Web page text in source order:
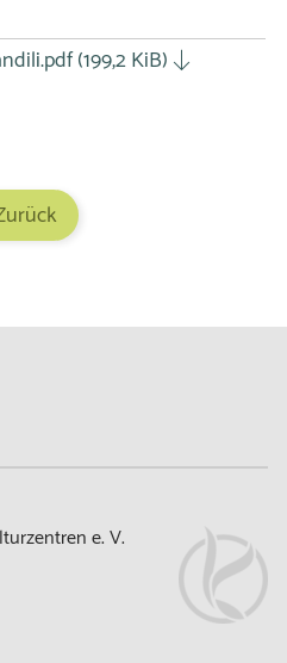
(199,2 KiB)
e. V.